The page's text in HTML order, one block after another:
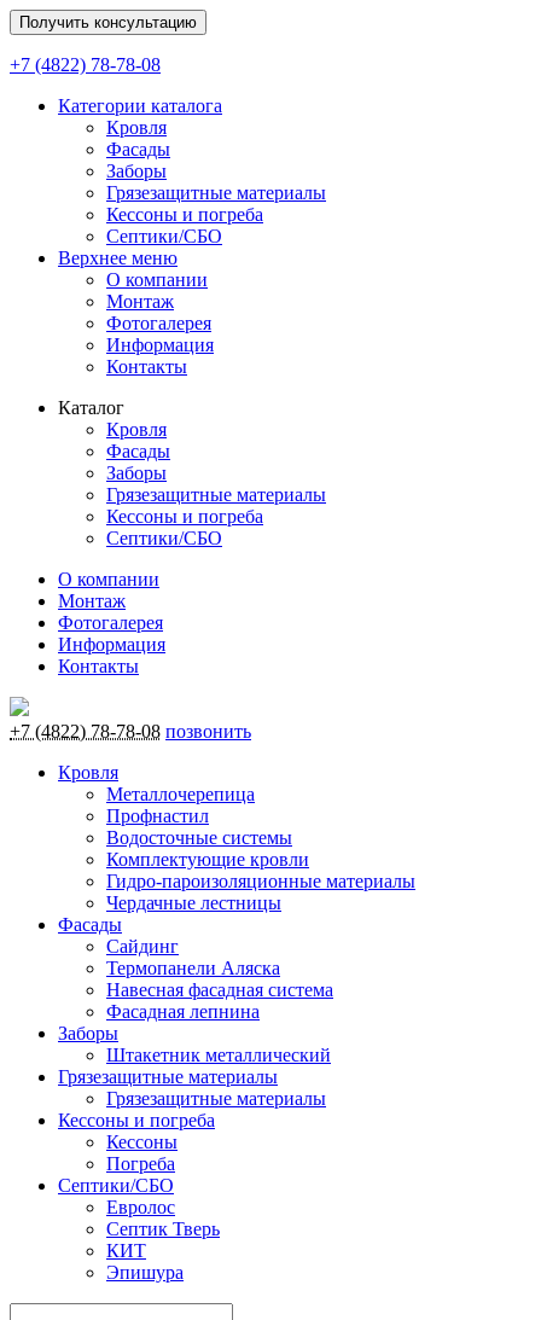
Получить консультацию
+7 (4822) 78-78-08
Категории каталога
Кровля
Фасады
Заборы
Грязезащитные материалы
Кессоны и погреба
Септики/СБО
Верхнее меню
О компании
Монтаж
Фотогалерея
Информация
Контакты
Каталог
Кровля
Фасады
Заборы
Грязезащитные материалы
Кессоны и погреба
Септики/СБО
О компании
Монтаж
Фотогалерея
Информация
Контакты
+7 (4822) 78-78-08 позвонить
Кровля
Металлочерепица
Профнастил
Водосточные системы
Комплектующие кровли
Гидро-пароизоляционные материалы
Чердачные лестницы
Фасады
Сайдинг
Термопанели Аляска
Навесная фасадная система
Фасадная лепнина
Заборы
Штакетник металлический
Грязезащитные материалы
Грязезащитные материалы
Кессоны и погреба
Кессоны
Погреба
Септики/СБО
Евролос
Септик Тверь
КИТ
Эпишура